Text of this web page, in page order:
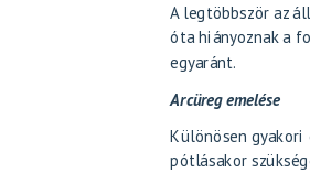
A legtöbbször az
óta hiányoznak a
egyaránt.
Arcüreg emelése
Különösen gyakori
pótlásakor